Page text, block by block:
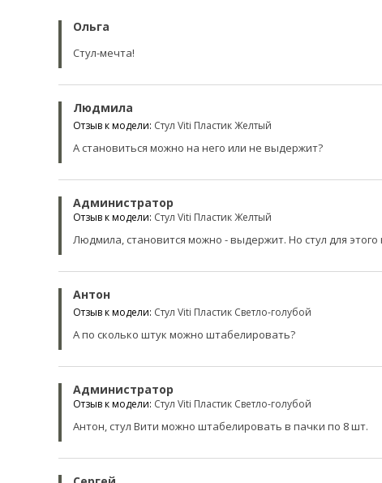
Ольга
Стул-мечта!
Людмила
Отзыв к модели: Стул Viti Пластик Желтый
А становиться можно на него или не выдержит?
Администратор
Отзыв к модели: Стул Viti Пластик Желтый
Людмила, становится можно - выдержит. Но стул для
Антон
Отзыв к модели: Стул Viti Пластик Светло-голубой
А по сколько штук можно штабелировать?
Администратор
Отзыв к модели: Стул Viti Пластик Светло-голубой
Антон, стул Вити можно штабелировать в пачки по 8 шт.